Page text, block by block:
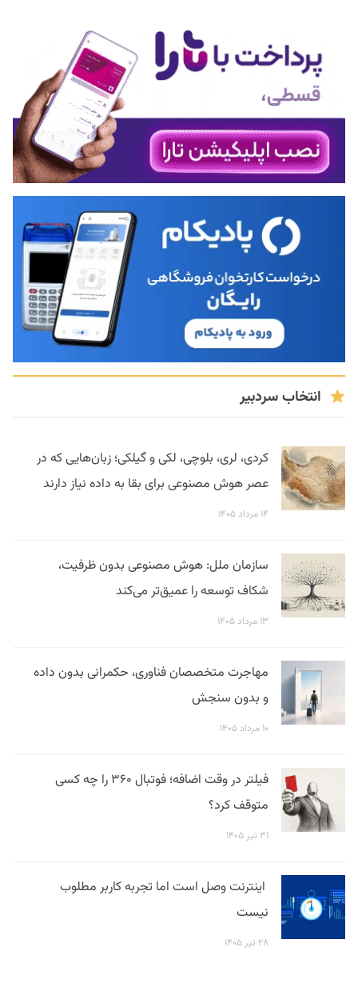
انتخاب سردبیر
کردی، لری، بلوچی، لکی و گیلکی؛ زبان‌هایی که در
عصر هوش مصنوعی برای بقا به داده نیاز دارند
۱۴ مرداد ۱۴۰۵
سازمان ملل: هوش مصنوعی بدون ظرفیت،
شکاف توسعه را عمیق‌تر می‌کند
۱۳ مرداد ۱۴۰۵
مهاجرت متخصصان فناوری، حکمرانی بدون داده
و بدون سنجش
۱۰ مرداد ۱۴۰۵
فیلتر در وقت اضافه؛ فوتبال ۳۶۰ را چه کسی
متوقف کرد؟
۳۱ تیر ۱۴۰۵
اینترنت وصل است اما تجربه کاربر مطلوب
نیست
۲۸ تیر ۱۴۰۵